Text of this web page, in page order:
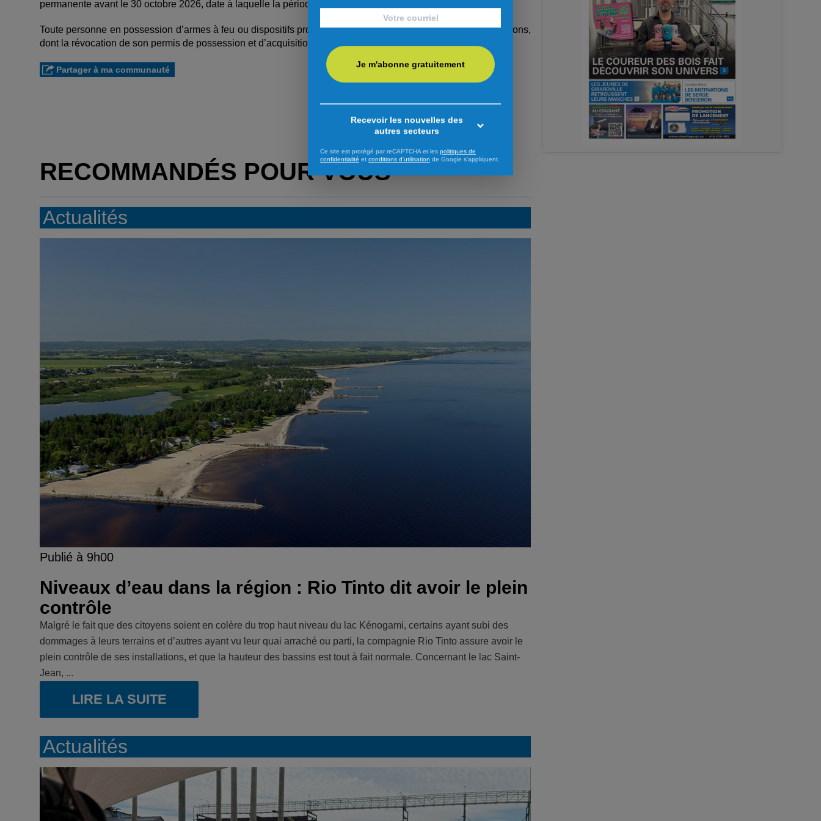
permanente avant le 30 octobre 2026, date à laquelle la période d'amnistie prend fin.
Toute personne en possession d’armes à feu ou dispositifs prohibés après cette date s’exposera à des sanctions,
dont la révocation de son permis de possession et d’acquisition et de possibles poursuites criminelles.
Partager à ma communauté
RECOMMANDÉS POUR VOUS
Actualités
Publié à 9h00
Niveaux d’eau dans la région : Rio Tinto dit avoir le plein
contrôle
Malgré le fait que des citoyens soient en colère du trop haut niveau du lac Kénogami, certains ayant subi des
dommages à leurs terrains et d’autres ayant vu leur quai arraché ou parti, la compagnie Rio Tinto assure avoir le
plein contrôle de ses installations, et que la hauteur des bassins est tout à fait normale. Concernant le lac Saint-
Jean, ...
LIRE LA SUITE
Actualités
Je m'abonne gratuitement
Recevoir les nouvelles des
autres secteurs
Ce site est protégé par reCAPTCHA et les politiques de
confidentialité et conditions d'utilisation de Google s'appliquent.